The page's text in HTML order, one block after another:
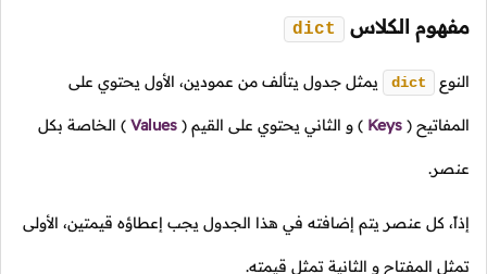
مفهوم الكلاس dict
النوع dict يمثل جدول يتألف من عمودين، الأول يحتوي على
المفاتيح (
Keys
) و الثاني يحتوي على القيم (
Values
) الخاصة بكل
عنصر.
إذاً، كل عنصر يتم إضافته في هذا الجدول يجب إعطاؤه قيمتين، الأولى
تمثل المفتاح و الثانية تمثل قيمته.